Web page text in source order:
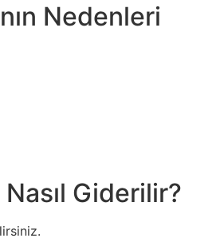
Nedenleri
Giderilir?